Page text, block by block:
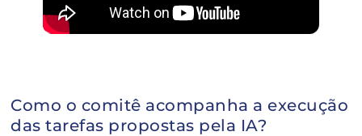
Como o comitê acompanha a execução
das tarefas propostas pela IA?